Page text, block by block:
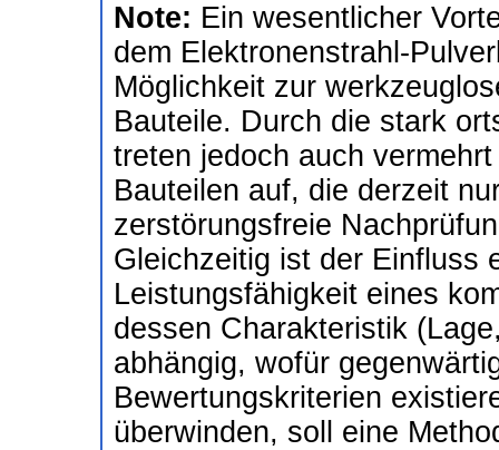
Note: Ein wesentlicher
dem Elektronenstrahl-
Möglichkeit zur
Bauteile. Durch die stark
treten jedoch auch
Bauteilen auf, die derzeit
zerstörungsfreie
Gleichzeitig ist der Einfluss
Leistungsfähigkeit eines
dessen Charakteristik
abhängig, wofür
Bewertungskriterien
überwinden, soll eine